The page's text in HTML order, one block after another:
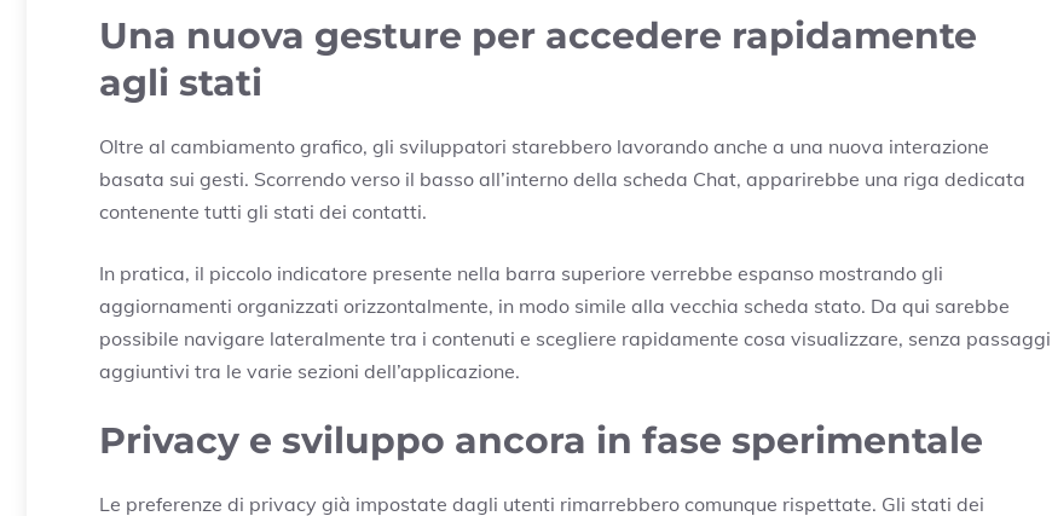
Una nuova gesture per accedere rapidamente
agli stati
Oltre al cambiamento grafico, gli sviluppatori starebbero lavorando anche a una nuova interazione
basata sui gesti. Scorrendo verso il basso all’interno della scheda Chat, apparirebbe una riga dedicata
contenente tutti gli stati dei contatti.
In pratica, il piccolo indicatore presente nella barra superiore verrebbe espanso mostrando gli
aggiornamenti organizzati orizzontalmente, in modo simile alla vecchia scheda stato. Da qui sarebbe
possibile navigare lateralmente tra i contenuti e scegliere rapidamente cosa visualizzare, senza passaggi
aggiuntivi tra le varie sezioni dell’applicazione.
Privacy e sviluppo ancora in fase sperimentale
Le preferenze di privacy già impostate dagli utenti rimarrebbero comunque rispettate. Gli stati dei